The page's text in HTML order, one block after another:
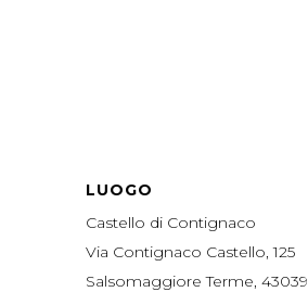
LUOGO
Castello di Contignaco
Via Contignaco Castello, 125
Salsomaggiore Terme, 43039